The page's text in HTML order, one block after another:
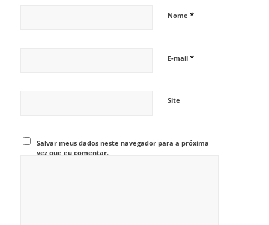
Nome *
E-mail *
Site
Salvar meus dados neste navegador para a próxima
vez que eu comentar.